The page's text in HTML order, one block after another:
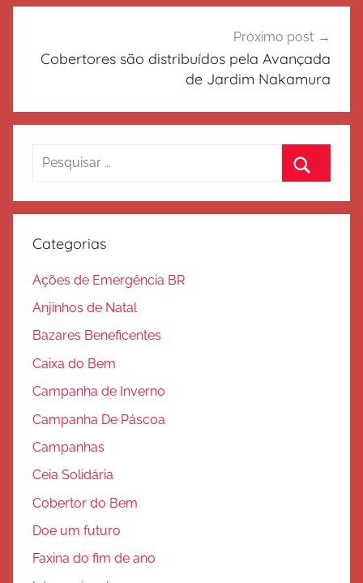
Próximo post
Cobertores são distribuídos pela Avançada
de Jardim Nakamura
Pesquisar
Categorias
Ações de Emergência BR
Anjinhos de Natal
Bazares Beneficentes
Caixa do Bem
Campanha de Inverno
Campanha De Páscoa
Campanhas
Ceia Solidária
Cobertor do Bem
Doe um futuro
Faxina do fim de ano